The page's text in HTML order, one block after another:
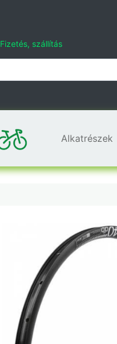
Fizetés, szállítás
Alkatrészek